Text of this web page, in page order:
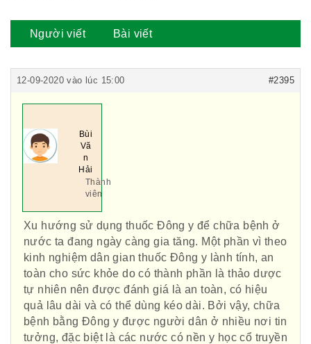
Người viết Bài viết
12-09-2020 vào lúc 15:00 #2395
Bùi
Vă
n
Hải
Thành
viên
Xu hướng sử dụng thuốc Đông y để chữa bệnh ở
nước ta đang ngày càng gia tăng. Một phần vì theo
kinh nghiệm dân gian thuốc Đông y lành tính, an
toàn cho sức khỏe do có thành phần là thảo dược
tự nhiên nên được đánh giá là an toàn, có hiệu
quả lâu dài và có thể dùng kéo dài. Bởi vậy, chữa
bệnh bằng Đông y được người dân ở nhiều nơi tin
tưởng, đặc biệt là các nước có nền y học cổ truyền